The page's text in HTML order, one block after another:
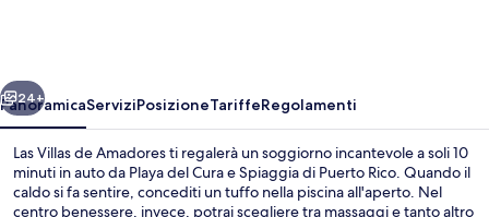
Avanti
24+
PanoramicaServiziPosizioneTariffeRegolamenti
Las Villas de Amadores ti regalerà un soggiorno incantevole a soli 10
minuti in auto da Playa del Cura e Spiaggia di Puerto Rico. Quando il
caldo si fa sentire, concediti un tuffo nella piscina all'aperto. Nel
centro benessere, invece, potrai scegliere tra massaggi e tanto altro